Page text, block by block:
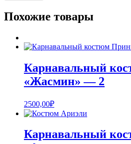
Похожие товары
Карнавальный
«Жасмин» — 2
2500,00₽
Карнавальный